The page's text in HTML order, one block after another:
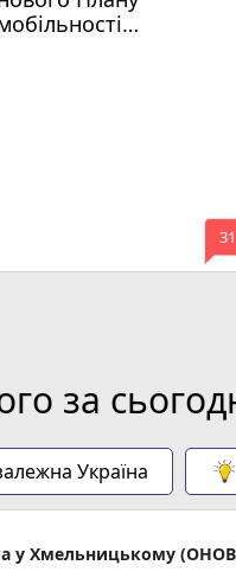
31
за
Україна
у Хмельницькому